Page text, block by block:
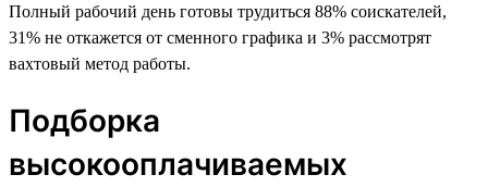
Полный рабочий день готовы трудиться 88% соискателей,
31% не откажется от сменного графика и 3% рассмотрят
вахтовый метод работы.
Подборка
высокооплачиваемых